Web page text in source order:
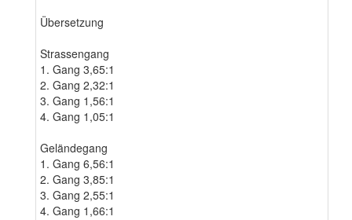
Übersetzung
Strassengang
1. Gang 3,65:1
2. Gang 2,32:1
3. Gang 1,56:1
4. Gang 1,05:1
Geländegang
1. Gang 6,56:1
2. Gang 3,85:1
3. Gang 2,55:1
4. Gang 1,66:1